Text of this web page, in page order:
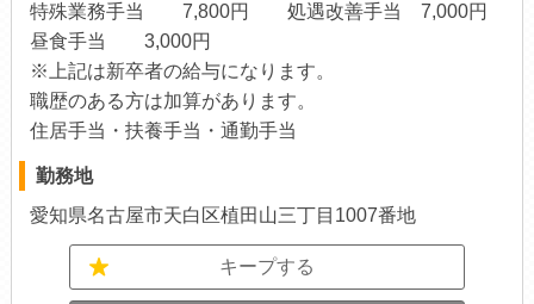
特殊業務手当 7,800円 処遇改善手当 7,000円
昼食手当 3,000円
※上記は新卒者の給与になります。
職歴のある方は加算があります。
住居手当・扶養手当・通勤手当
勤務地
愛知県名古屋市天白区植田山三丁目1007番地
キープする